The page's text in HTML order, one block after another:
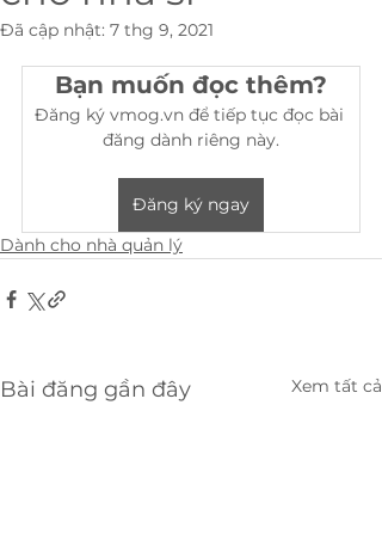
Đã cập nhật: 7 thg 9, 2021
Bạn muốn đọc thêm?
Đăng ký vmog.vn để tiếp tục đọc bài
đăng dành riêng này.
Đăng ký ngay
Dành cho nhà quản lý
Bài đăng gần đây Xem tất cả